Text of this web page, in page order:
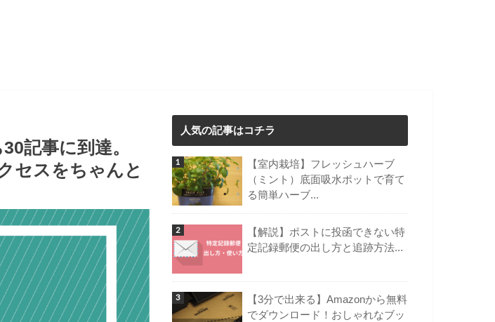
記事に到達。
セスをちゃんと
人気の記事はコチラ
【室内栽培】フレッシュハーブ
（ミント）底面吸水ポットで育て
る簡単ハーブ...
【解説】ポストに投函できない特
定記録郵便の出し方と追跡方法...
【3分で出来る】Amazonから無料
でダウンロード！おしゃれなブッ